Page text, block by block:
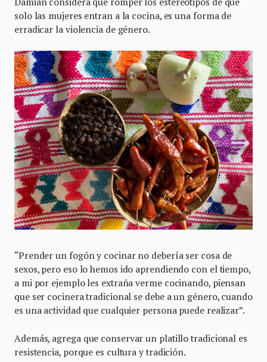
solo las mujeres entran a la cocina, es una forma de
erradicar la violencia de género.
“Prender un fogón y cocinar no debería ser cosa de
sexos, pero eso lo hemos ido aprendiendo con el tiempo,
a mi por ejemplo les extraña verme cocinando, piensan
que ser cocinera tradicional se debe a un género, cuando
es una actividad que cualquier persona puede realizar”.
Además, agrega que conservar un platillo tradicional es
resistencia, porque es cultura y tradición.